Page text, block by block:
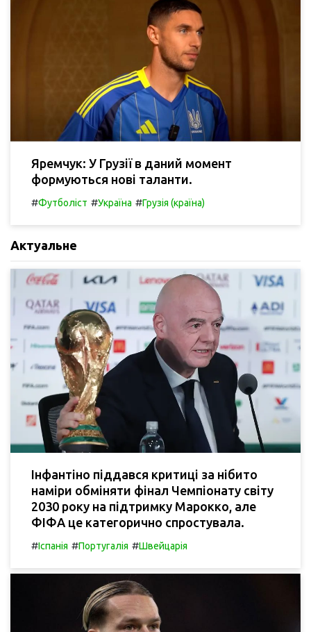
Яремчук: У Грузії в даний момент
формуються нові таланти.
#Футболіст #Україна #Грузія (країна)
Актуальне
Інфантіно піддався критиці за нібито
наміри обміняти фінал Чемпіонату світу
2030 року на підтримку Марокко, але
ФІФА це категорично спростувала.
#Іспанія #Португалія #Швейцарія